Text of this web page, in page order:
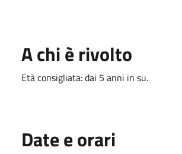
A chi è rivolto
Età consigliata: dai 5 anni in su.
Date e orari